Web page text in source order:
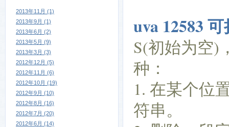
2013年11月 (1)
2013年9月 (1)
2013年6月 (2)
2013年5月 (9)
2013年3月 (3)
2012年12月 (5)
2012年11月 (6)
2012年10月 (19)
2012年9月 (10)
2012年8月 (16)
2012年7月 (20)
2012年6月 (14)
uva 12583
S(初始为空)
种：
1. 在某个位
符串。